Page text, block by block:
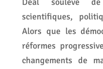
scientifiques,
Alors que les
réformes
changements de